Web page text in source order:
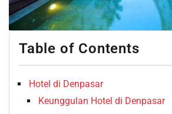
Table of Contents
Hotel di Denpasar
Keunggulan Hotel di Denpasar